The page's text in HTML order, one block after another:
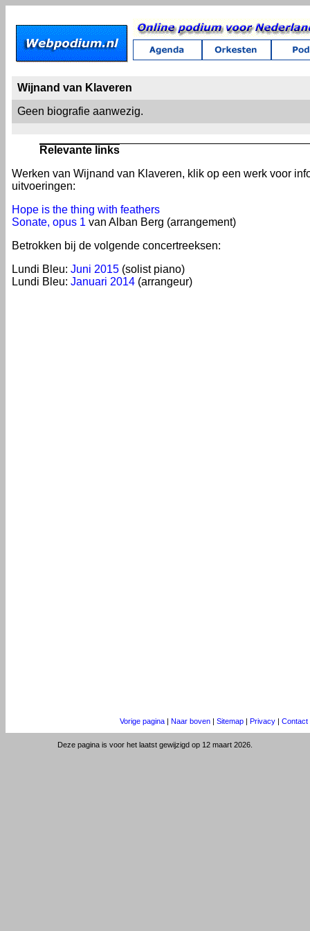
Wijnand van Klaveren
Geen biografie aanwezig.
Relevante links
Werken van Wijnand van Klaveren, klik op een werk voor
uitvoeringen:
Hope is the thing with feathers
Sonate, opus 1 van Alban Berg (arrangement)
Betrokken bij de volgende concertreeksen:
Lundi Bleu: Juni 2015 (solist piano)
Lundi Bleu: Januari 2014 (arrangeur)
Vorige pagina | Naar boven | Sitemap | Privacy | Contact
Deze pagina is voor het laatst gewijzigd op 12 maart 2026.